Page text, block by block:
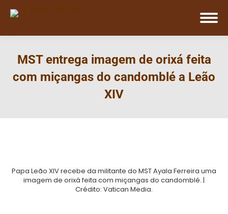
MST entrega imagem de orixá feita
com miçangas do candomblé a Leão
XIV
Papa Leão XIV recebe da militante do MST Ayala Ferreira uma
imagem de orixá feita com miçangas do candomblé. |
Crédito: Vatican Media.